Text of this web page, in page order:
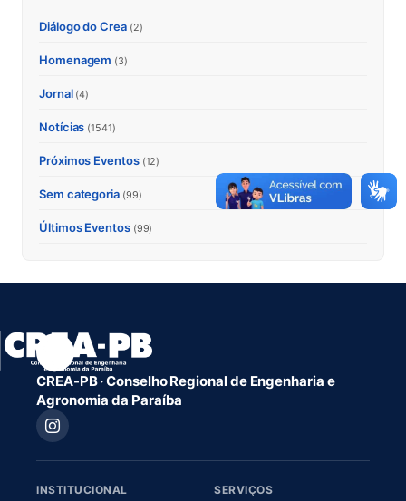
Diálogo do Crea (2)
Homenagem (3)
Jornal (4)
Notícias (1541)
Próximos Eventos (12)
Sem categoria (99)
Últimos Eventos (99)
CREA-PB · Conselho Regional de Engenharia e
Agronomia da Paraíba
INSTITUCIONAL SERVIÇOS